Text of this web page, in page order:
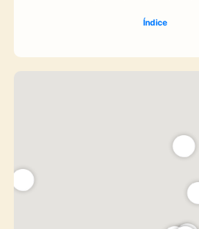
Índice